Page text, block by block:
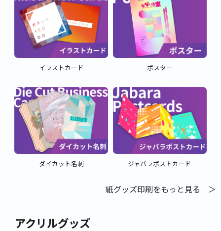
イラストカード ポスター
ダイカット名刺 ジャバラポストカード
紙グッズ印刷をもっと見る ＞
アクリルグッズ